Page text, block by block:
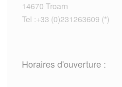
14670 Troarn
Tel :+33 (0)231263609 (*)
Horaires d'ouverture :